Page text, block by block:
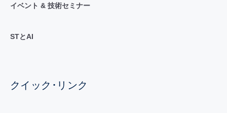
イベント & 技術セミナー
STとAI
クイック･リンク